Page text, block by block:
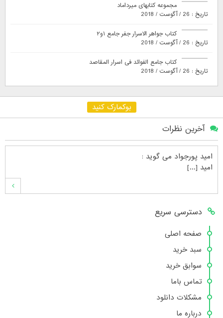
مجموعه کتابهای میرداماد
تاریخ : 26 / آگوست / 2018
کتاب جواهر الاسرار جفر جامع ۱و۲
تاریخ : 26 / آگوست / 2018
کتاب جامع الفوائد فی اسرار المقاصد
تاریخ : 26 / آگوست / 2018
بوکمارک کنید
آخرین نظرات
امید پورجواد می گوید :
امید [...]
محمدشهنوازیمی گوید :
سلام بنده محمد شهنوازی فقط بوسیله ا [...]
محمدمی گوید :
سلام تعداد کتاب۶در سایت زیاد نیست [...]
دسترسی سریع
صفحه اصلی
سبد خرید
سوابق خرید
تماس باما
مشکلات دانلود
درباره ما